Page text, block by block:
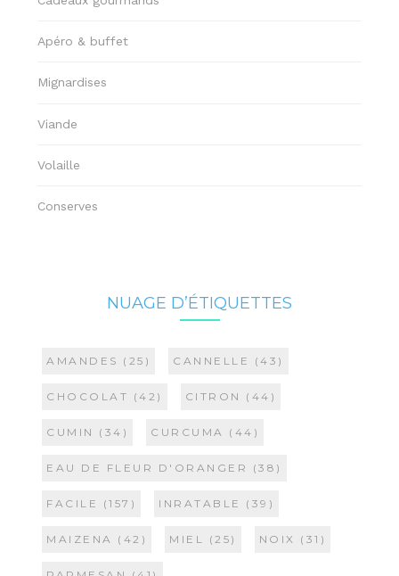
Apéro & buffet
Mignardises
Viande
Volaille
Conserves
NUAGE D’ÉTIQUETTES
AMANDES (25) CANNELLE (43)
CHOCOLAT (42) CITRON (44)
CUMIN (34) CURCUMA (44)
EAU DE FLEUR D'ORANGER (38)
FACILE (157) INRATABLE (39)
MAIZENA (42) MIEL (25) NOIX (31)